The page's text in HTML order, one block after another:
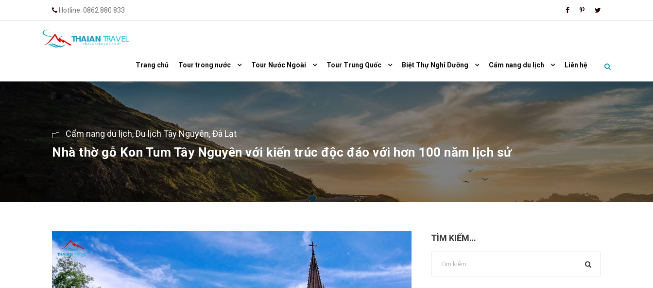
Hotline: 0862 880 833
Trang chủ Tour trong nước Tour Nước Ngoài Tour Trung Quốc Biệt Thự Nghỉ Dưỡng Cẩm nang du lịch Liên hệ
Cẩm nang du lịch,Du lịch Tây Nguyên, Đà Lạt
Nhà thờ gỗ Kon Tum Tây Nguyên với kiến trúc độc đáo với hơn 100 năm lịch sử
TÌM KIẾM…